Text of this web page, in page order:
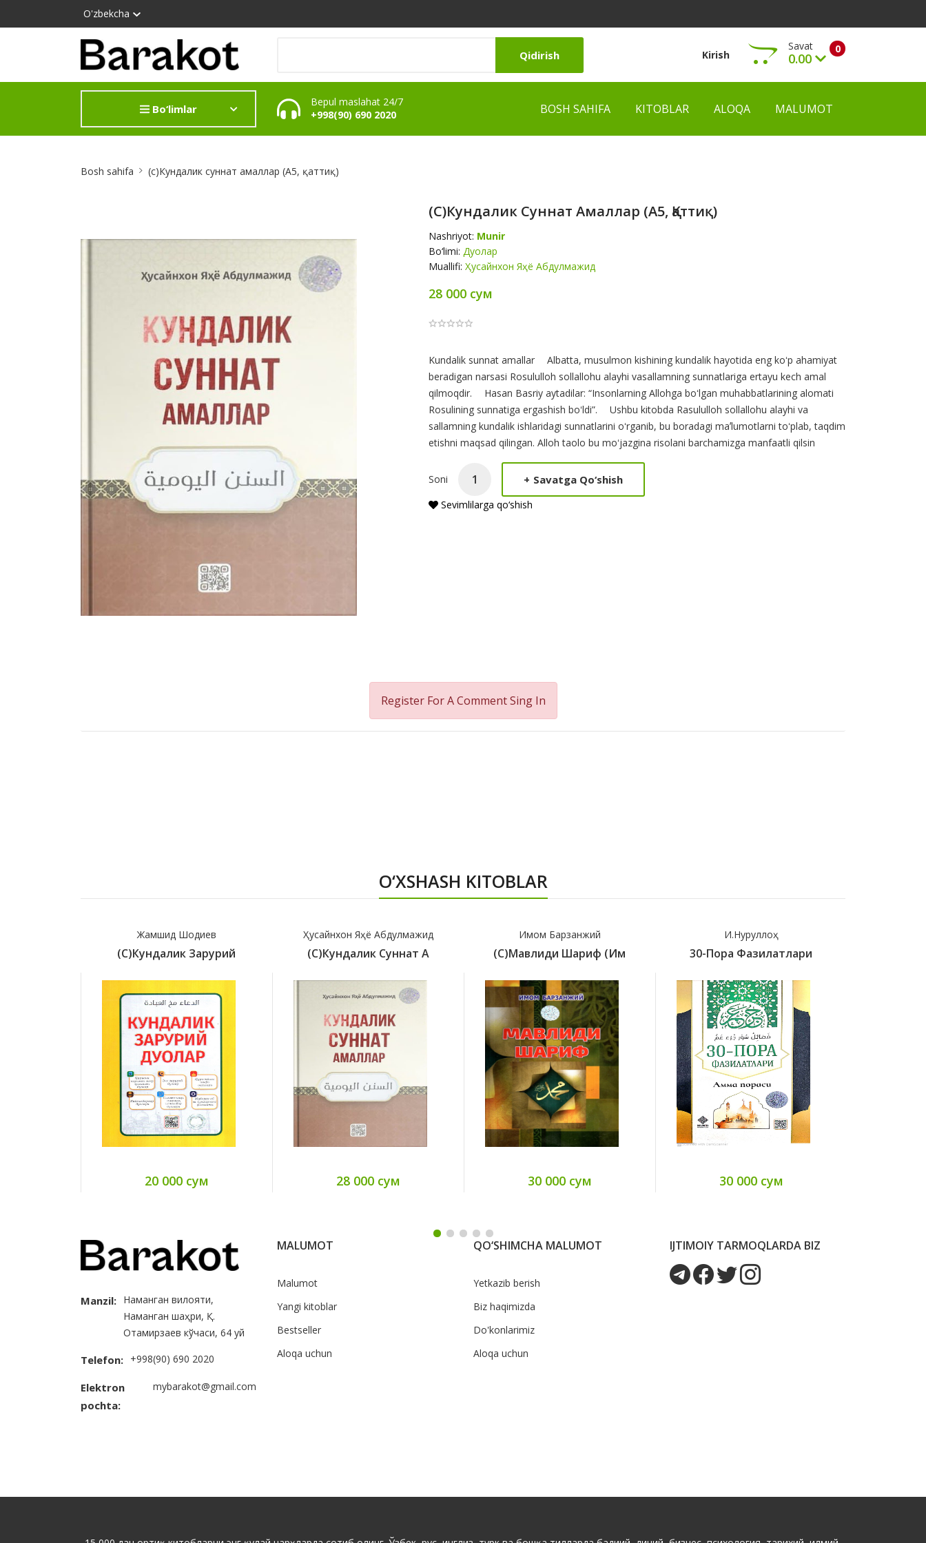
O'zbekcha
Qidirish Kirish 0
Savat
0.00
Ko‘rish
Bo‘limlar
Bepul maslahat 24/7
+998(90) 690 2020
BOSH SAHIFA KITOBLAR ALOQA MALUMOT
Bosh sahifa (с)Кундалик суннат амаллар (А5, қаттиқ)
(с)Кундалик Суннат Амаллар (А5, Қаттиқ)
Nashriyot: Munir
Bo‘limi: Дуолар
Muallifi: Ҳусайнхон Яҳё Абдулмажид
28 000 сум
Product
Summery
Kundalik sunnat amallar ⠀ Albatta, musulmon kishining kundalik hayotida eng koʻp ahamiyat
beradigan narsasi Rosululloh sollallohu alayhi vasallamning sunnatlariga ertayu kech amal
qilmoqdir. ⠀ Hasan Basriy aytadilar: “Insonlarning Allohga boʻlgan muhabbatlarining alomati
Rosulining sunnatiga ergashish boʻldi”. ⠀ Ushbu kitobda Rasululloh sollallohu alayhi va
sallamning kundalik ishlaridagi sunnatlarini oʻrganib, bu boradagi maʼlumotlarni toʻplab, taqdim
etishni maqsad qilingan. Alloh taolo bu moʻjazgina risolani barchamizga manfaatli qilsin
Soni + Savatga Qo‘shish
Sevimlilarga qo‘shish
Register For A CommentSing In
O‘XSHASH KITOBLAR
Жамшид Шодиев
(с)Кундалик Зарурий
20 000 сум
Ҳусайнхон Яҳё Абдулмажид
(с)Кундалик Суннат А
28 000 сум
Имом Барзанжий
(с)Мавлиди Шариф (Им
30 000 сум
И.Нуруллоҳ
30-Пора Фазилатлари
30 000 сум
Manzil: Наманган вилояти,
Наманган шаҳри, Қ.
Отамирзаев кўчаси, 64 уй
Telefon: +998(90) 690 2020
Elektron
pochta:
mybarakot@gmail.com
MALUMOT
Malumot
Yangi kitoblar
Bestseller
Aloqa uchun
QO‘SHIMCHA MALUMOT
Yetkazib berish
Biz haqimizda
Do'konlarimiz
Aloqa uchun
IJTIMOIY TARMOQLARDA BIZ